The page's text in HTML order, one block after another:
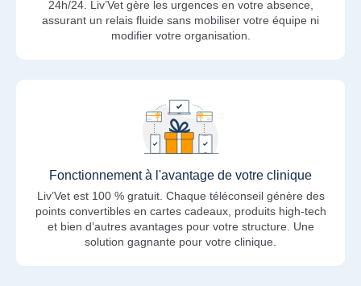
24h/24. Liv’Vet gère les urgences en votre absence,
assurant un relais fluide sans mobiliser votre équipe ni
modifier votre organisation.
Fonctionnement à l'avantage de votre clinique
Liv’Vet est 100 % gratuit. Chaque téléconseil génère des
points convertibles en cartes cadeaux, produits high-tech
et bien d’autres avantages pour votre structure. Une
solution gagnante pour votre clinique.